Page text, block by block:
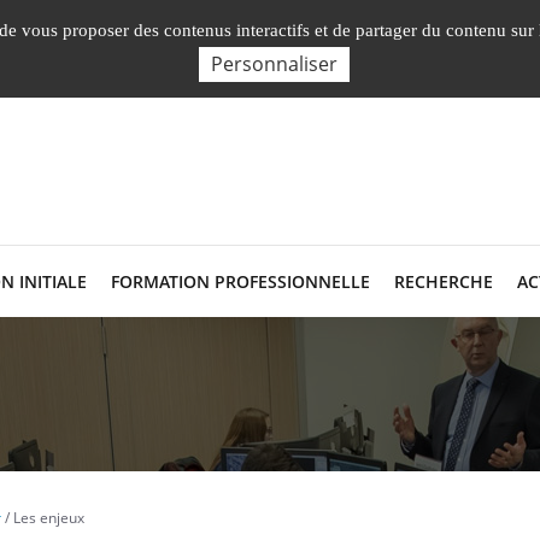
INITIALE FORMATION PROFESSIONNELLE RECHERCHE
Les enjeux
vous proposer des contenus interactifs et de partager du contenu sur
Personnaliser